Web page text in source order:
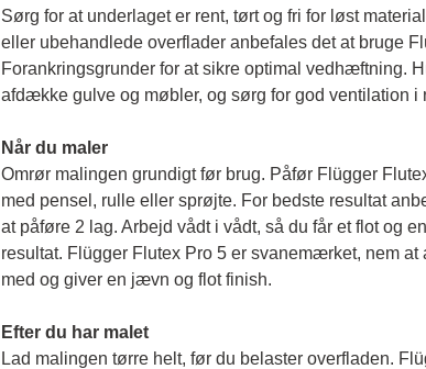
Sørg for at underlaget er rent, tørt og fri for løst
eller ubehandlede overflader anbefales det at bruge
Forankringsgrunder for at sikre optimal vedhæftning.
afdække gulve og møbler, og sørg for god ventilation i
Når du maler
Omrør malingen grundigt før brug. Påfør Flügger
med pensel, rulle eller sprøjte. For bedste resultat
at påføre 2 lag. Arbejd vådt i vådt, så du får et flot og
resultat. Flügger Flutex Pro 5 er svanemærket, nem at
med og giver en jævn og flot finish.
Efter du har malet
Lad malingen tørre helt, før du belaster overfladen.